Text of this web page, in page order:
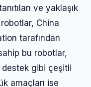
ve yaklaşık
robotlar, China
tarafından
bu robotlar,
destek gibi çeşitli
amaçları ise